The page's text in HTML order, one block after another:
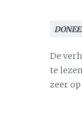
De
te
zeer